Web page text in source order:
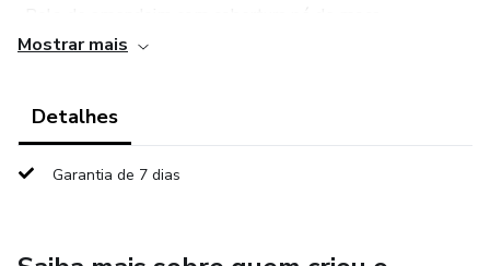
-Bolo de milho com calda de leite de coco
-Cupcake de milho com brigadeiro de milho
Mostrar mais
Detalhes
Garantia de 7 dias